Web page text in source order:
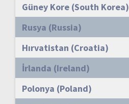
Güney Kore (South Korea)
Rusya (Russia)
Hırvatistan (Croatia)
İrlanda (Ireland)
Polonya (Poland)